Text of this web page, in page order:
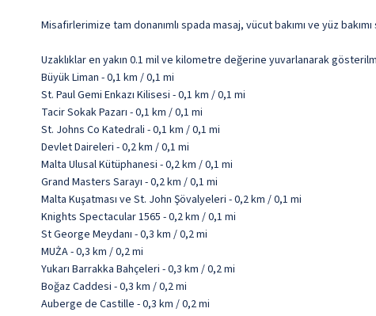
Misafirlerimize tam donanımlı spada masaj, vücut bakımı ve yüz
Uzaklıklar en yakın 0.1 mil ve kilometre değerine yuvarlanarak
Büyük Liman - 0,1 km / 0,1 mi
St. Paul Gemi Enkazı Kilisesi - 0,1 km / 0,1 mi
Tacir Sokak Pazarı - 0,1 km / 0,1 mi
St. Johns Co Katedrali - 0,1 km / 0,1 mi
Devlet Daireleri - 0,2 km / 0,1 mi
Malta Ulusal Kütüphanesi - 0,2 km / 0,1 mi
Grand Masters Sarayı - 0,2 km / 0,1 mi
Malta Kuşatması ve St. John Şövalyeleri - 0,2 km / 0,1 mi
Knights Spectacular 1565 - 0,2 km / 0,1 mi
St George Meydanı - 0,3 km / 0,2 mi
MUŻA - 0,3 km / 0,2 mi
Yukarı Barrakka Bahçeleri - 0,3 km / 0,2 mi
Boğaz Caddesi - 0,3 km / 0,2 mi
Auberge de Castille - 0,3 km / 0,2 mi